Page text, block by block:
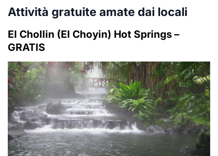
Attività gratuite amate dai locali
El Chollin (El Choyin) Hot Springs –
GRATIS